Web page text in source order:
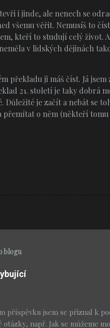
i jinde, ale nenech se
všemu věřit. Nemusíš to
kteří to studují celý život.
v lidských dějinách
překladu ji máš číst. Já
21. století je taky dobrá
Důležité je začít a nebát se
přemítat o něm (někteří
blogu
příspěvku jsem se přiznal k
otázky, např. Jak se můžeme